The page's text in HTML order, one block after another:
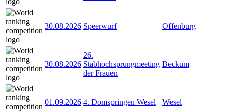
30.08.2026 Speerwurf Offenburg
30.08.2026
26.
Stabhochsprungmeeting
der Frauen
Beckum
01.09.2026 4. Domspringen Wesel Wesel